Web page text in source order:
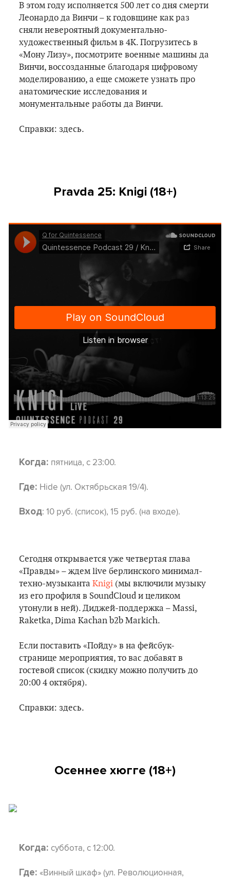
В этом году исполняется 500 лет со дня смерти
Леонардо да Винчи – к годовщине как раз
сняли невероятный документально-
художественный фильм в 4K. Погрузитесь в
«Мону Лизу», посмотрите военные машины да
Винчи, воссозданные благодаря цифровому
моделированию, а еще сможете узнать про
анатомические исследования и
монументальные работы да Винчи.
Справки: здесь.
Pravda 25: Knigi (18+)
Когда: пятница, с 23:00.
Где: Hide (ул. Октябрьская 19/4).
Вход: 10 руб. (список), 15 руб. (на входе).
Сегодня открывается уже четвертая глава
«Правды» – ждем live берлинского минимал-
техно-музыканта Knigi (мы включили музыку
из его профиля в SoundCloud и целиком
утонули в ней). Диджей-поддержка – Massi,
Raketka, Dima Kachan b2b Markich.
Если поставить «Пойду» в на фейсбук-
странице мероприятия, то вас добавят в
гостевой список (скидку можно получить до
20:00 4 октября).
Справки: здесь.
Осеннее хюгге (18+)
Когда: суббота, с 12:00.
Где: «Винный шкаф» (ул. Революционная,